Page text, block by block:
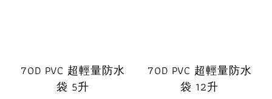
70D PVC 超輕量防水
袋 5升
70D PVC 超輕量防水
袋 12升